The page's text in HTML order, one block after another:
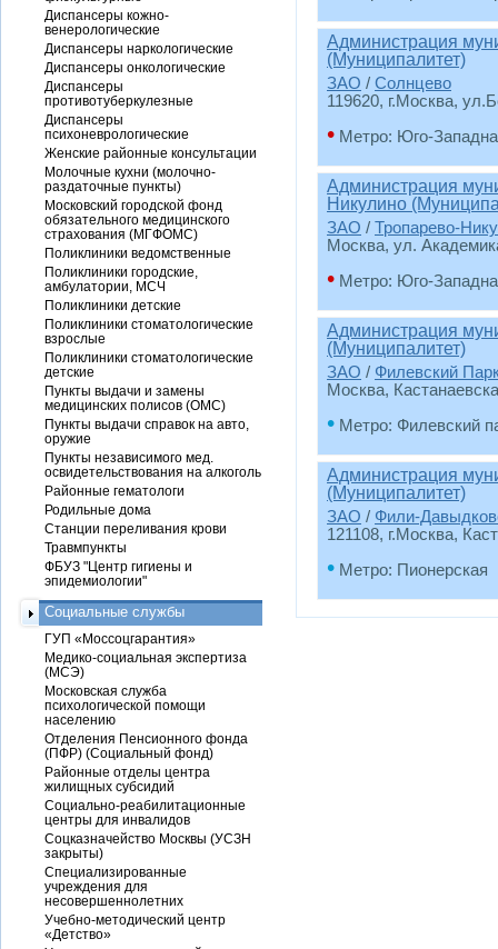
Администрация
(Муниципалитет)
ЗАО / Солнцево
119620, г.Москва,
• Метро: Юго-
Администрация
Никулино
ЗАО / Тропарево-
Москва, ул.
• Метро: Юго-
Администрация
(Муниципалитет)
ЗАО / Филевский
Москва,
• Метро: Филевский
Администрация
(Муниципалитет)
ЗАО / Фили-
121108, г.Москва,
• Метро: Пионерская
Диспансеры кожно-
венерологические
Диспансеры наркологические
Диспансеры онкологические
Диспансеры
противотуберкулезные
Диспансеры
психоневрологические
Женские районные консультации
Молочные кухни (молочно-
раздаточные пункты)
Московский городской фонд
обязательного медицинского
страхования (МГФОМС)
Поликлиники ведомственные
Поликлиники городские,
амбулатории, МСЧ
Поликлиники детские
Поликлиники стоматологические
взрослые
Поликлиники стоматологические
детские
Пункты выдачи и замены
медицинских полисов (ОМС)
Пункты выдачи справок на авто,
оружие
Пункты независимого мед.
освидетельствования на алкоголь
Районные гематологи
Родильные дома
Станции переливания крови
Травмпункты
ФБУЗ "Центр гигиены и
эпидемиологии"
Социальные службы
ГУП «Моссоцгарантия»
Медико-социальная экспертиза
(МСЭ)
Московская служба
психологической помощи
населению
Отделения Пенсионного фонда
(ПФР) (Социальный фонд)
Районные отделы центра
жилищных субсидий
Социально-реабилитационные
центры для инвалидов
Соцказначейство Москвы (УСЗН
закрыты)
Специализированные
учреждения для
несовершеннолетних
Учебно-методический центр
«Детство»